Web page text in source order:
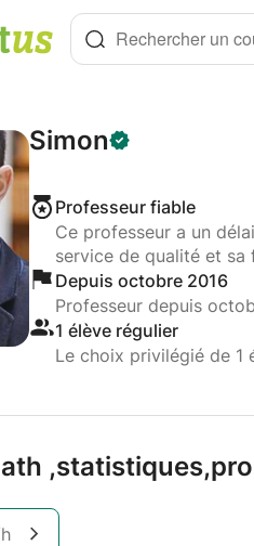
Rechercher un
Simon
Professeur fiable
Ce professeur a un
service de qualité et sa
Depuis octobre 2016
Professeur depuis
1 élève régulier
Le choix privilégié de 1
,statistiques,